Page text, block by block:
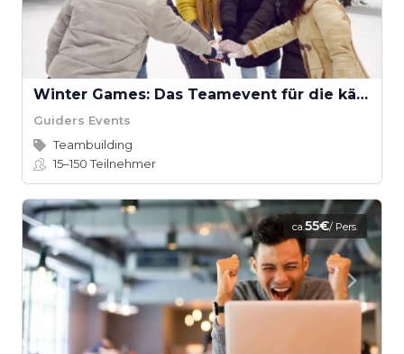
Winter Games: Das Teamevent für die kältere Jahreszeit
Guiders Events
Teambuilding
15–150Teilnehmer
ca.55€/ Pers.